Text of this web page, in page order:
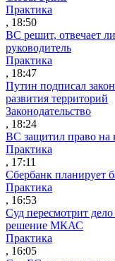
Практика
, 18:50
ВС решит, отвечает
руководитель
Практика
, 18:47
Путин подписал
развития территорий
Законодательство
, 18:24
ВС защитил право на
Практика
, 17:11
Сбербанк планирует
Практика
, 16:53
Суд пересмотрит
решение МКАС
Практика
, 16:05